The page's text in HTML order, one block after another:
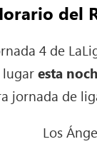
del
4 de
lugaresta
jornada de
Los